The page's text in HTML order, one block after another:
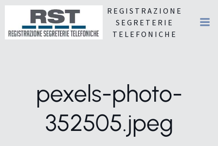
REGISTRAZIONE
SEGRETERIE
TELEFONICHE
pexels-photo-
352505.jpeg